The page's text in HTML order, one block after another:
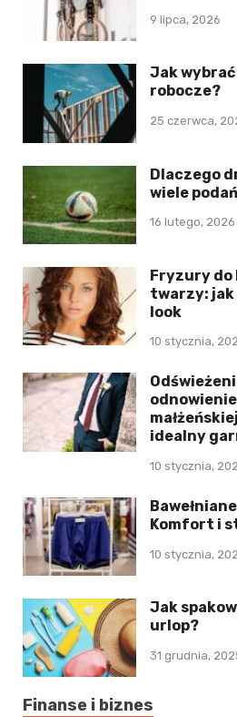
9 lipca, 2026
Jak
robocze?
25 czerwca,
Dlaczego
wiele
16 lutego, 2026
Fryzury do
twarzy: jak
look
10 stycznia,
idealny
10 stycznia,
Komfort i
10 stycznia,
Jak
urlop?
31 grudnia,
Finanse i biznes